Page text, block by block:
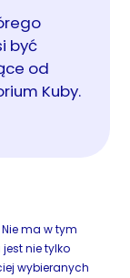
być
od
Kuby.
ma w tym
nie tylko
wybieranych